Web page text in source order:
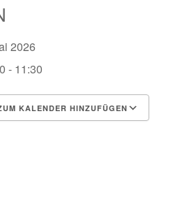
2026
- 11:30
KALENDER HINZUFÜGEN